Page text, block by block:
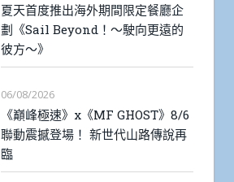
夏天首度推出海外期間限定餐廳企
劃《Sail Beyond！～駛向更遠的
彼方～》
06/08/2026
《巔峰極速》x《MF GHOST》8/6
聯動震撼登場！ 新世代山路傳說再
臨